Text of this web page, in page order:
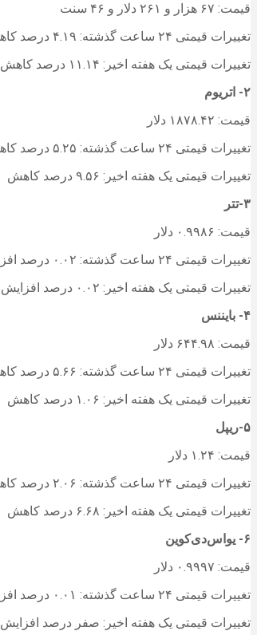
قیمت: ۶۷ هزار و ۲۶۱ دلار و ۴۶ سنت
تغییرات قیمتی ۲۴ ساعت گذشته: ۴.۱۹ درصد کاهش
تغییرات قیمتی یک هفته اخیر: ۱۱.۱۴ درصد کاهش
۲- اتریوم
قیمت: ۱۸۷۸.۴۲ دلار
تغییرات قیمتی ۲۴ ساعت گذشته: ۵.۲۵ درصد کاهش
تغییرات قیمتی یک هفته اخیر: ۹.۵۶ درصد کاهش
۳-تتر
قیمت: ۰.۹۹۸۶ دلار
تغییرات قیمتی ۲۴ ساعت گذشته: ۰.۰۲ درصد افزایش
تغییرات قیمتی یک هفته اخیر: ۰.۰۲ درصد افزایش
۴- بایننس
قیمت: ۶۴۴.۹۸ دلار
تغییرات قیمتی ۲۴ ساعت گذشته: ۵.۶۶ درصد کاهش
تغییرات قیمتی یک هفته اخیر: ۱.۰۶ درصد کاهش
۵-ریپل
قیمت: ۱.۲۴ دلار
تغییرات قیمتی ۲۴ ساعت گذشته: ۲.۰۶ درصد کاهش
تغییرات قیمتی یک هفته اخیر: ۶.۶۸ درصد کاهش
۶- یواس‌دی‌کوین
قیمت: ۰.۹۹۹۷ دلار
تغییرات قیمتی ۲۴ ساعت گذشته: ۰.۰۱ درصد افزایش
تغییرات قیمتی یک هفته اخیر: صفر درصد افزایش